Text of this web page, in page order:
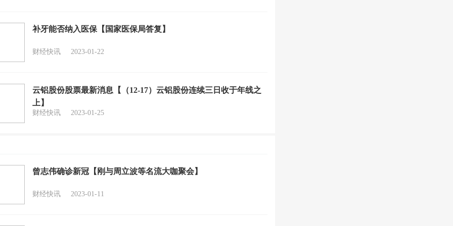
补牙能否纳入医保【国家医保局答复】
财经快讯 2023-01-22
云铝股份股票最新消息【（12-17）云铝股份连续三日收于年线之
上】
财经快讯 2023-01-25
曾志伟确诊新冠【刚与周立波等名流大咖聚会】
财经快讯 2023-01-11